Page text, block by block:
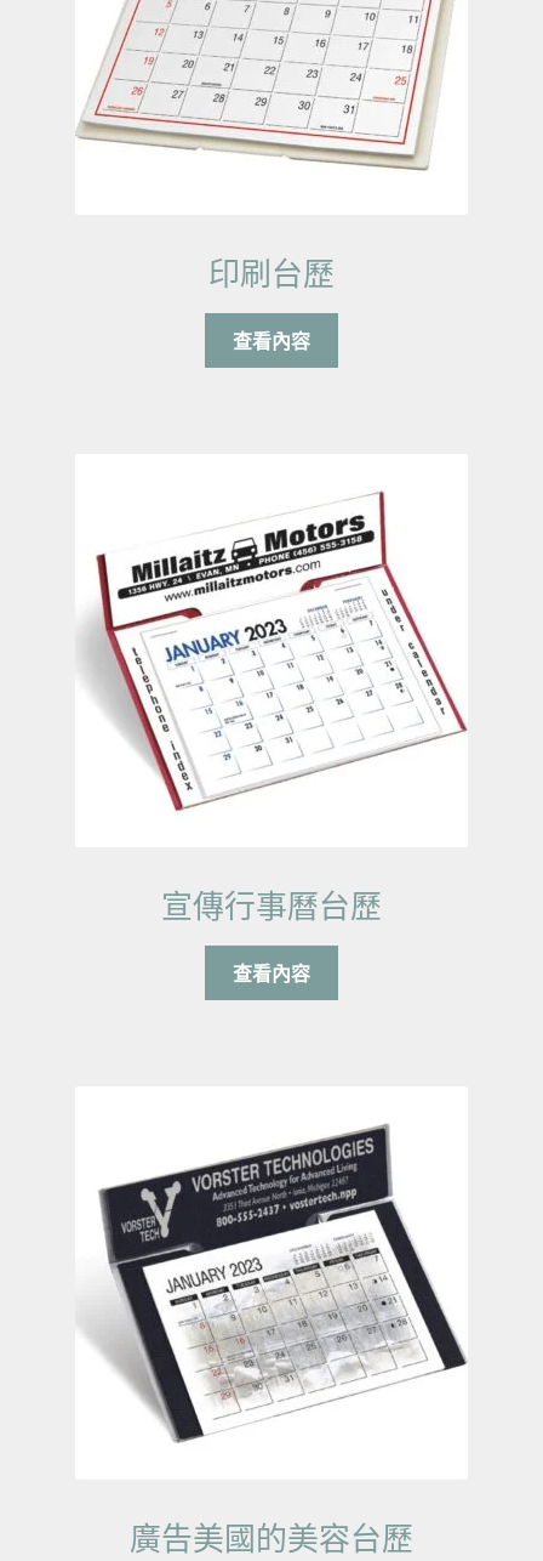
印刷台歷
查看內容
宣傳行事曆台歷
查看內容
廣告美國的美容台歷